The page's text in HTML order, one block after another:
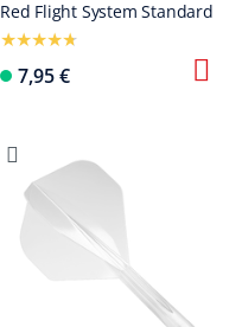
Red Flight System Standard
7,95 €